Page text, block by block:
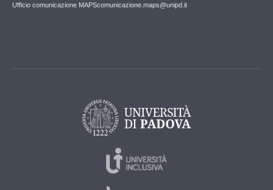
Ufficio comunicazione MAPScomunicazione.maps@unipd.it